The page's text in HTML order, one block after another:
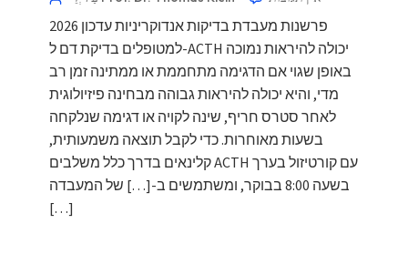
פרשנות מעבדת בדיקות אנדוקריניות עדכון 2026
למטופלים בדיקת דם ל-ACTH יכולה להיראות נמוכה
באופן שגוי אם הדגימה מתחממת או ממתינה זמן רב
מדי, והיא יכולה להיראות גבוהה מבחינה פיזיולוגית
לאחר סטרס חריף, שינה לקויה או דגימה שנלקחה
בשעות מאוחרות. כדי לקבל תוצאה משמעותית,
קלינאים בדרך כלל משלבים ACTH עם קורטיזול בערך
בשעה 8:00 בבוקר, ומשתמשים ב-[…] של המעבדה
[…]